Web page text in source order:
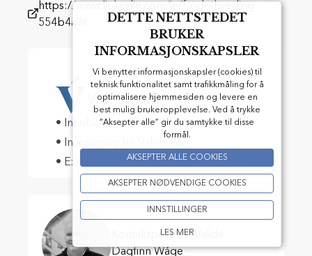
https://www.linkedin.com/in/frode-hveding-
554b4a8/
Vårt bidrag
• Inkubator
• Investering fra Validé AS
• Exit
Kontaktperson i Validé
Dagfinn Wåge
DETTE NETTSTEDET
BRUKER
INFORMASJONSKAPSLER
Vi benytter informasjonskapsler (cookies) til
teknisk funktionalitet samt trafikkmåling for å
optimalisere hjemmesiden og levere en
best mulig brukeropplevelse. Ved å trykke
”Aksepter alle” gir du samtykke til disse
formål.
AKSEPTER ALLE COOKIES
AKSEPTER NØDVENDIGE COOKIES
INNSTILLINGER
LES MER